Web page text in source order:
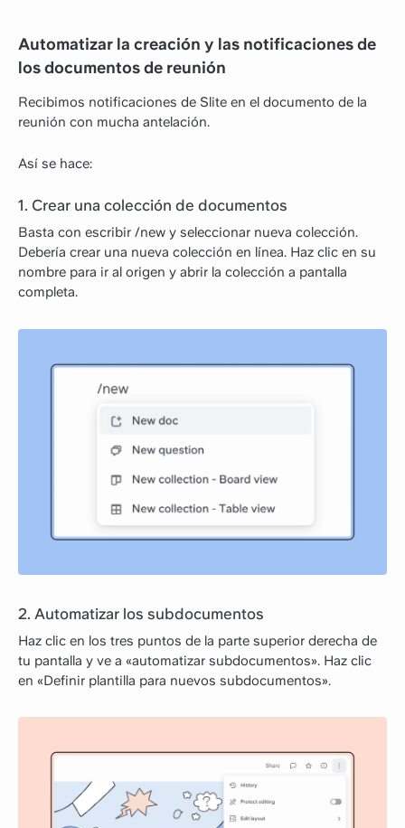
Automatizar la creación y las notificaciones de
los documentos de reunión
Recibimos notificaciones de Slite en el documento de la
reunión con mucha antelación.
Así se hace:
1. Crear una colección de documentos
Basta con escribir /new y seleccionar nueva colección.
Debería crear una nueva colección en línea. Haz clic en su
nombre para ir al origen y abrir la colección a pantalla
completa.
2. Automatizar los subdocumentos
Haz clic en los tres puntos de la parte superior derecha de
tu pantalla y ve a «automatizar subdocumentos». Haz clic
en «Definir plantilla para nuevos subdocumentos».